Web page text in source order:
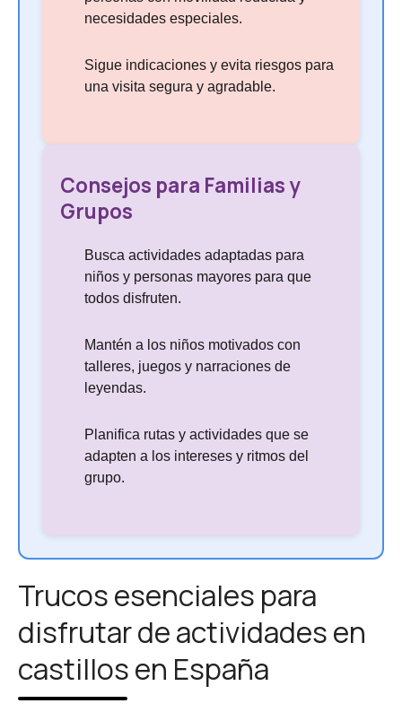
necesidades especiales.
Sigue indicaciones y evita riesgos para
una visita segura y agradable.
Consejos para Familias y
Grupos
Busca actividades adaptadas para
niños y personas mayores para que
todos disfruten.
Mantén a los niños motivados con
talleres, juegos y narraciones de
leyendas.
Planifica rutas y actividades que se
adapten a los intereses y ritmos del
grupo.
Trucos esenciales para
disfrutar de actividades en
castillos en España